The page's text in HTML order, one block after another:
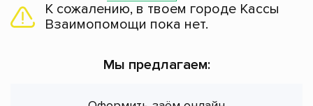
К сожалению, в твоем городе Кассы
Взаимопомощи пока нет.
Мы предлагаем: